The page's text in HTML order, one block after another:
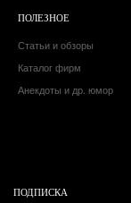
ПОЛЕЗНОЕ
Статьи и обзоры
Каталог фирм
Анекдоты и др. юмор
ПОДПИСКА